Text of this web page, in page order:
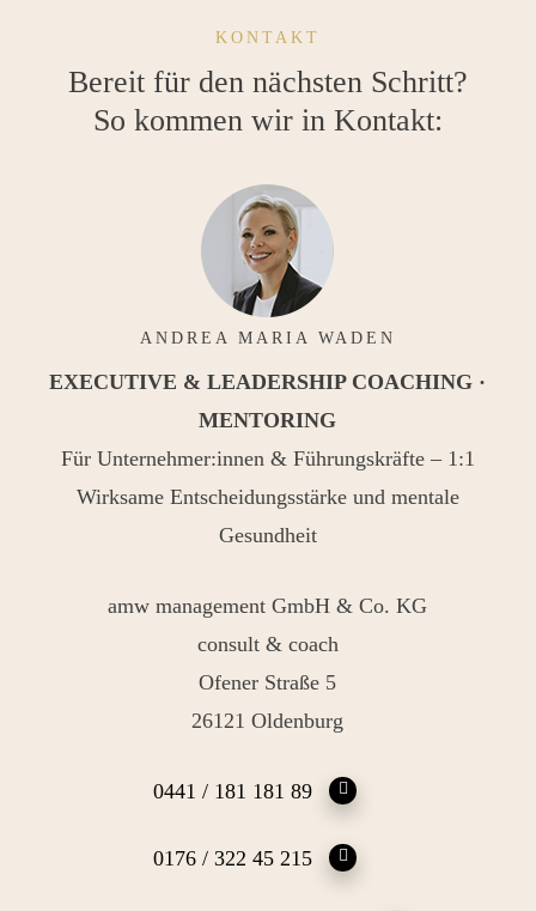
KONTAKT
Bereit für den nächsten Schritt?
So kommen wir in Kontakt:
ANDREA MARIA WADEN
EXECUTIVE & LEADERSHIP COACHING ·
MENTORING
Für Unternehmer:innen & Führungskräfte – 1:1
Wirksame Entscheidungsstärke und mentale
Gesundheit
amw management GmbH & Co. KG
consult & coach
Ofener Straße 5
26121 Oldenburg
0441 / 181 181 89
0176 / 322 45 215